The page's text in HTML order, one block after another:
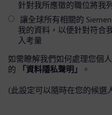
針對我所應徵的職位將我
讓全球所有相關的
我的資料，以便針對符合
入考量
如需瞭解我們如何處理您個
的
「資料隱私聲明」 。
(此設定可以隨時在您的候選